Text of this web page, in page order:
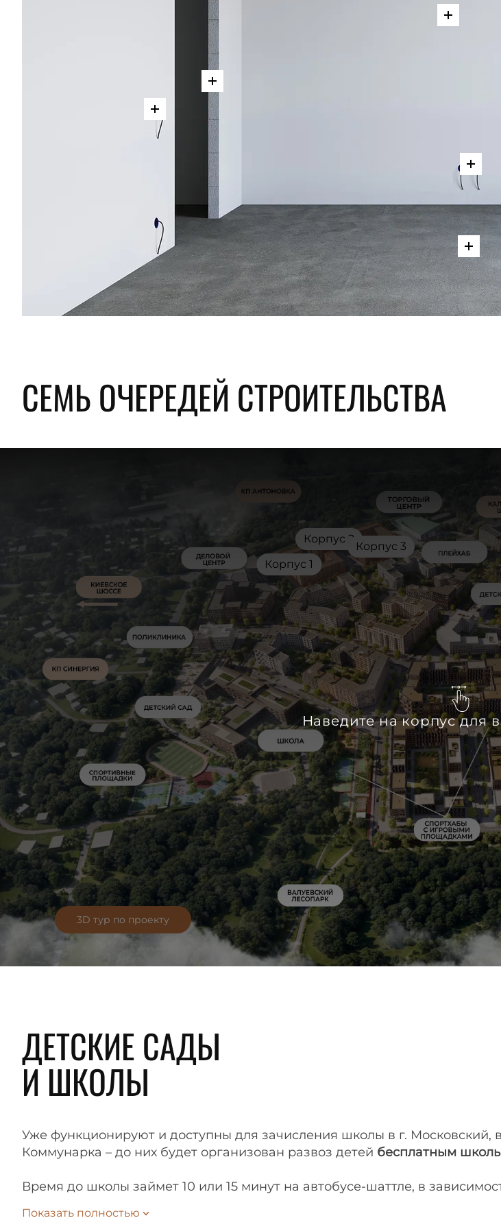
СЕМЬ ОЧЕРЕДЕЙ СТРОИТЕЛЬСТВА
Корпус 1
Корпус 2
Корпус 3
3D тур по проекту
Наведите на корпус для
ДЕТСКИЕ САДЫ
И ШКОЛЫ
Уже функционируют и доступны для зачисления школы в г. Московский,
Коммунарка – до них будет организован развоз детей бесплатным
Время до школы займет 10 или 15 минут на автобусе-шаттле, в
Показать полностью